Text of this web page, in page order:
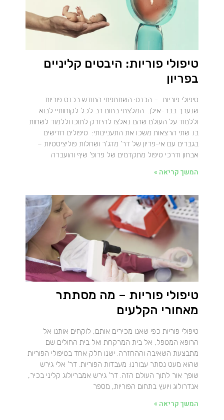
טיפולי פוריות: היבטים קליניים
בפריון
טיפולי פוריות – הכנס: השתתפתי החודש בכנס פוריות
שנערך בבר-אילן. המלצתי בחום רב לכל לקוחותיי לבוא
וללמוד על העולם שהם נאלצו להיזרק לתוכו וללמוד לשחות
בו. שתי הרצאות משכו את התעניינותי: טיפולים חדישים
בגברים עם אי-פריון של דר' מדג'ר ושחלות פוליציסטיות –
אבחון ודרכי טיפול מתקדמים של פרופ' שיף והועברה
המשך קריאה »
טיפולי פוריות – מה מסתתר
מאחורי הקלעים
טיפולי פוריות כפי שאנו מכירים אותם, לוקחים אותנו אל
הרופא המטפל, אל בית המרקחת ואל בית החולים שם
מתבצעת השאיבה וההחזרה. ישנו חלק אחד בטיפולי הפוריות
שהוא מעט נסתר עבורנו: מעבדות הפוריות. דר' אלי גירש
שופך אור לתוך העולם הזה. דר' גירש אמבריולוג קליני בכיר,
אנדרולוג ויועץ בתחום הפוריות, מספר
המשך קריאה »